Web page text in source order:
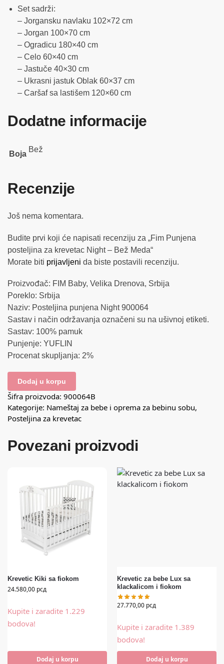
Set sadrži:
– Jorgansku navlaku 102×72 cm
– Jorgan 100×70 cm
– Ogradicu 180×40 cm
– Celo 60×40 cm
– Jastuče 40×30 cm
– Ukrasni jastuk Oblak 60×37 cm
– Caršaf sa lastišem 120×60 cm
Dodatne informacije
Boja
Bež
Recenzije
Još nema komentara.
Budite prvi koji će napisati recenziju za „Fim Punjena
posteljina za krevetac Night – Bež Meda“
Morate biti prijavljeni da biste postavili recenziju.
Proizvođač: FIM Baby, Velika Drenova, Srbija
Poreklo: Srbija
Naziv: Posteljina punjena Night 900064
Sastav i način održavanja označeni su na ušivnoj etiketi.
Sastav: 100% pamuk
Punjenje: YUFLIN
Procenat skupljanja: 2%
Dodaj u korpu
Šifra proizvoda: 900064B
Kategorije: Nameštaj za bebe i oprema za bebinu sobu,
Posteljina za krevetac
Povezani proizvodi
Krevetic Kiki sa fiokom
24.580,00 рсд
Kupite i zaradite 1.229
bodova!
Dodaj u korpu
Krevetic za bebe Lux sa
klackalicom i fiokom
27.770,00 рсд
Kupite i zaradite 1.389
bodova!
Dodaj u korpu